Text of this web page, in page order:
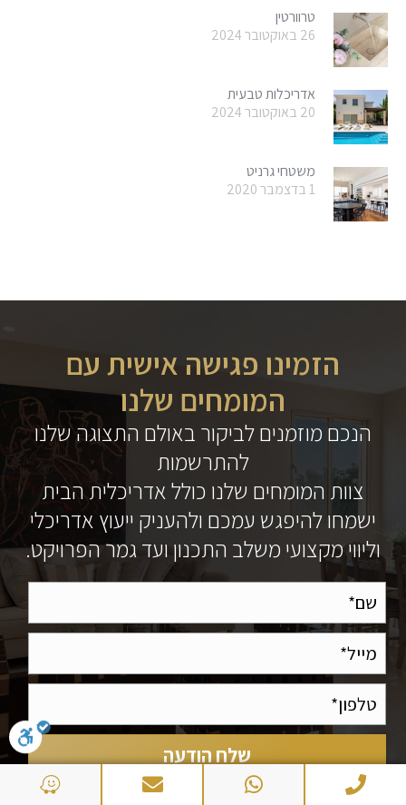
טרוורטין
26 באוקטובר 2024
אדריכלות טבעית
20 באוקטובר 2024
משטחי גרניט
1 בדצמבר 2020
הזמינו פגישה אישית עם
המומחים שלנו
הנכם מוזמנים לביקור באולם התצוגה שלנו
להתרשמות
צוות המומחים שלנו כולל אדריכלית הבית
ישמחו להיפגש עמכם ולהעניק ייעוץ אדריכלי
וליווי מקצועי משלב התכנון ועד גמר הפרויקט.